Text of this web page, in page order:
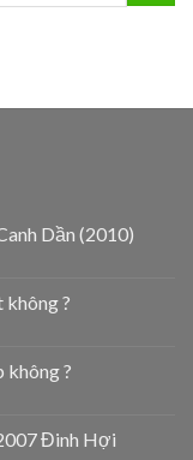
Dần (2010)
?
không ?
Đinh Hợi